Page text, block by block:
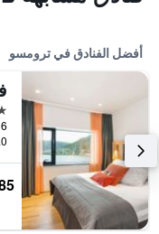
أفضل الفنادق في ترومسو
4 نجوم
0.0